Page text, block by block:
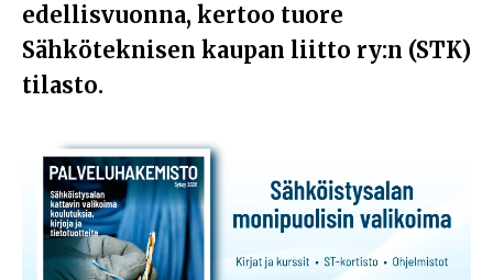
edellisvuonna, kertoo tuore
Sähköteknisen kaupan liitto ry:n (STK)
tilasto.